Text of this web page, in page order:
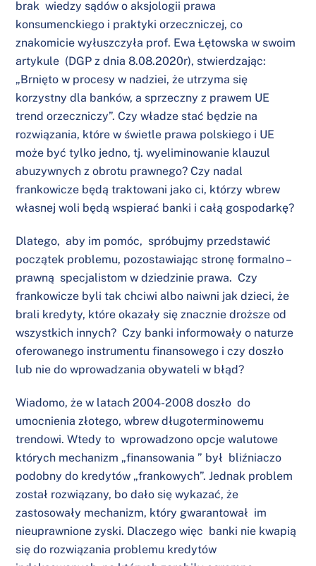
brak wiedzy sądów o aksjologii prawa
konsumenckiego i praktyki orzeczniczej, co
znakomicie wyłuszczyła prof. Ewa Łętowska w swoim
artykule (DGP z dnia 8.08.2020r), stwierdzając:
„Brnięto w procesy w nadziei, że utrzyma się
korzystny dla banków, a sprzeczny z prawem UE
trend orzeczniczy”. Czy władze stać będzie na
rozwiązania, które w świetle prawa polskiego i UE
może być tylko jedno, tj. wyeliminowanie klauzul
abuzywnych z obrotu prawnego? Czy nadal
frankowicze będą traktowani jako ci, którzy wbrew
własnej woli będą wspierać banki i całą gospodarkę?
Dlatego, aby im pomóc, spróbujmy przedstawić
początek problemu, pozostawiając stronę formalno –
prawną specjalistom w dziedzinie prawa. Czy
frankowicze byli tak chciwi albo naiwni jak dzieci, że
brali kredyty, które okazały się znacznie droższe od
wszystkich innych? Czy banki informowały o naturze
oferowanego instrumentu finansowego i czy doszło
lub nie do wprowadzania obywateli w błąd?
Wiadomo, że w latach 2004-2008 doszło do
umocnienia złotego, wbrew długoterminowemu
trendowi. Wtedy to wprowadzono opcje walutowe
których mechanizm „finansowania ” był bliźniaczo
podobny do kredytów „frankowych”. Jednak problem
został rozwiązany, bo dało się wykazać, że
zastosowały mechanizm, który gwarantował im
nieuprawnione zyski. Dlaczego więc banki nie kwapią
się do rozwiązania problemu kredytów